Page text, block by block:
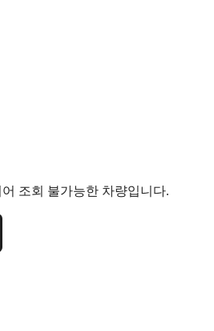
조회 불가능한 차량입니다.